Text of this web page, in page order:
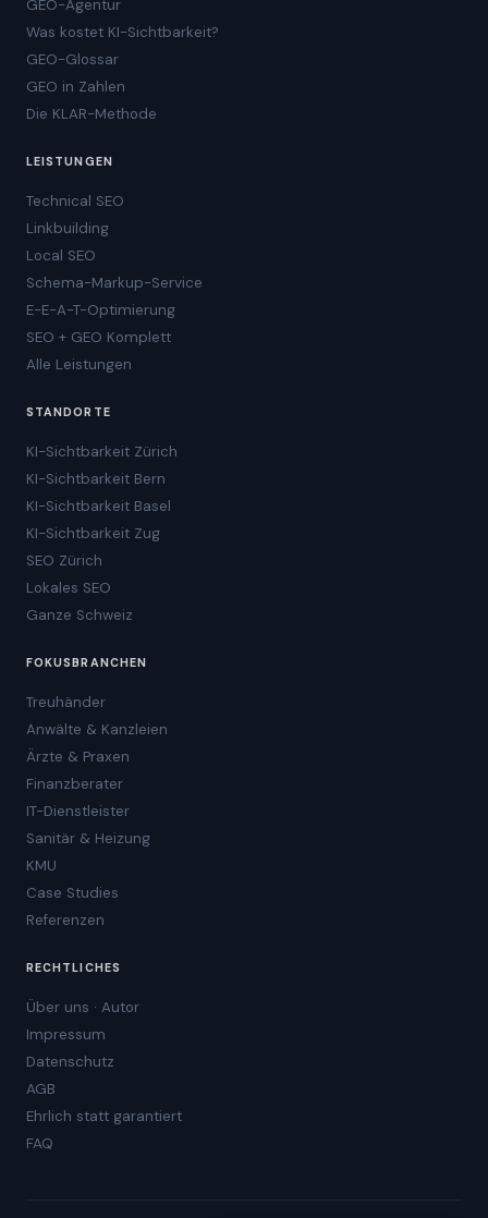
GEO-Agentur
Was kostet KI-Sichtbarkeit?
GEO-Glossar
GEO in Zahlen
Die KLAR-Methode
LEISTUNGEN
Technical SEO
Linkbuilding
Local SEO
Schema-Markup-Service
E-E-A-T-Optimierung
SEO + GEO Komplett
Alle Leistungen
STANDORTE
KI-Sichtbarkeit Zürich
KI-Sichtbarkeit Bern
KI-Sichtbarkeit Basel
KI-Sichtbarkeit Zug
SEO Zürich
Lokales SEO
Ganze Schweiz
FOKUSBRANCHEN
Treuhänder
Anwälte & Kanzleien
Ärzte & Praxen
Finanzberater
IT-Dienstleister
Sanitär & Heizung
KMU
Case Studies
Referenzen
RECHTLICHES
Über uns · Autor
Impressum
Datenschutz
AGB
Ehrlich statt garantiert
FAQ